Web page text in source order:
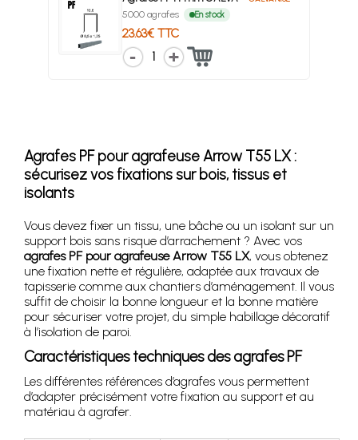
5000 agrafes En stock
23.63€ TTC
1
Agrafes PF pour agrafeuse Arrow T55 LX :
sécurisez vos fixations sur bois, tissus et
isolants
Vous devez fixer un tissu, une bâche ou un isolant sur un
support bois sans risque d’arrachement ? Avec vos
agrafes PF pour agrafeuse Arrow T55 LX, vous obtenez
une fixation nette et régulière, adaptée aux travaux de
tapisserie comme aux chantiers d’aménagement. Il vous
suffit de choisir la bonne longueur et la bonne matière
pour sécuriser votre projet, du simple habillage décoratif
à l’isolation de paroi.
Caractéristiques techniques des agrafes PF
Les différentes références d’agrafes vous permettent
d’adapter précisément votre fixation au support et au
matériau à agrafer.